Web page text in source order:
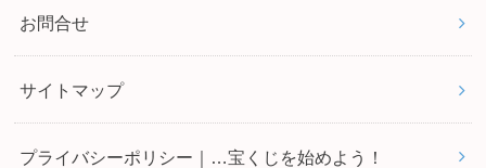
お問合せ
サイトマップ
プライバシーポリシー｜…宝くじを始めよう！